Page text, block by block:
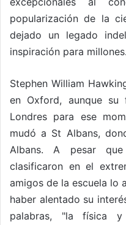
popularización de la
dejado un legado
inspiración para
Stephen William
en Oxford, aunque
Londres para ese
mudó a St Albans,
Albans. A pesar
clasificaron en el
amigos de la escuela lo
haber alentado su
palabras, "la física